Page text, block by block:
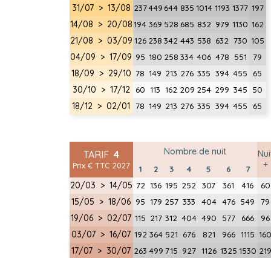
31/07 > 13/08 237449 644 835 1014 1193 1377 197
14/08 > 20/08194 369 528 685 832 979 1130 162
21/08 > 03/09 126 238 342 443 538 632 730 105
04/09 > 17/09 95 180 258 334 406 478 551 79
18/09 > 29/10 78 149 213 276 335 394 455 65
30/10 > 17/12 60 113 162 209 254 299 345 50
18/12 > 02/01 78 149 213 276 335 394 455 65
TARIF4
Prix € TTC 2027
Nombre de nuit
+
1 2 3 4 5 6 7
20/03 > 14/05 72 136 195 252 307 361 416 60
15/05 > 18/06 95 179 257 333 404 476 549 79
19/06 > 02/07 115 217 312 404 490 577 666 96
03/07 > 16/07 192 364 521 676 821 966 1115 160
17/07 > 30/07 263 499 715 927 1126 1325 1530 219